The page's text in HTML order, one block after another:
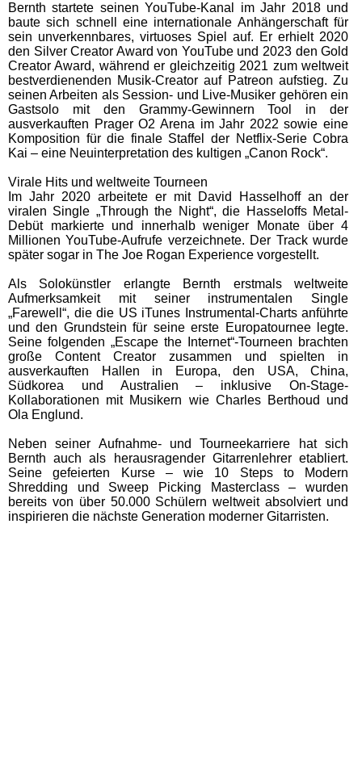
Bernth startete seinen YouTube-Kanal im Jahr 2018 und
baute sich schnell eine internationale Anhängerschaft für
sein unverkennbares, virtuoses Spiel auf. Er erhielt 2020
den Silver Creator Award von YouTube und 2023 den Gold
Creator Award, während er gleichzeitig 2021 zum weltweit
bestverdienenden Musik-Creator auf Patreon aufstieg. Zu
seinen Arbeiten als Session- und Live-Musiker gehören ein
Gastsolo mit den Grammy-Gewinnern Tool in der
ausverkauften Prager O2 Arena im Jahr 2022 sowie eine
Komposition für die finale Staffel der Netflix-Serie Cobra
Kai – eine Neuinterpretation des kultigen „Canon Rock“.
Virale Hits und weltweite Tourneen
Im Jahr 2020 arbeitete er mit David Hasselhoff an der
viralen Single „Through the Night“, die Hasseloffs Metal-
Debüt markierte und innerhalb weniger Monate über 4
Millionen YouTube-Aufrufe verzeichnete. Der Track wurde
später sogar in The Joe Rogan Experience vorgestellt.
Als Solokünstler erlangte Bernth erstmals weltweite
Aufmerksamkeit mit seiner instrumentalen Single
„Farewell“, die die US iTunes Instrumental-Charts anführte
und den Grundstein für seine erste Europatournee legte.
Seine folgenden „Escape the Internet“-Tourneen brachten
große Content Creator zusammen und spielten in
ausverkauften Hallen in Europa, den USA, China,
Südkorea und Australien – inklusive On-Stage-
Kollaborationen mit Musikern wie Charles Berthoud und
Ola Englund.
Neben seiner Aufnahme- und Tourneekarriere hat sich
Bernth auch als herausragender Gitarrenlehrer etabliert.
Seine gefeierten Kurse – wie 10 Steps to Modern
Shredding und Sweep Picking Masterclass – wurden
bereits von über 50.000 Schülern weltweit absolviert und
inspirieren die nächste Generation moderner Gitarristen.